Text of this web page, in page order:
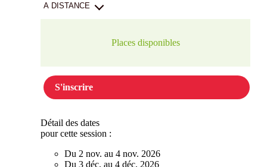
A DISTANCE
Places disponibles
S'inscrire
Détail des dates
pour cette session :
Du 2 nov. au 4 nov. 2026
Du 3 déc. au 4 déc. 2026